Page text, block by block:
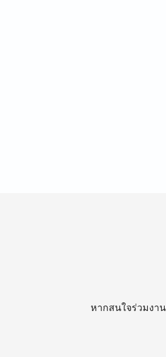
หากสนใจร่วมงา